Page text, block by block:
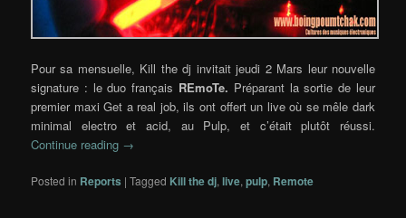
Pour sa mensuelle, Kill the dj invitait jeudi 2 Mars leur nouvelle
signature : le duo français REmoTe. Préparant la sortie de leur
premier maxiGet a real job, ils ont offert un live où se mêle dark
minimal electro et acid, au Pulp, et c’était plutôt réussi.
Continue reading →
Posted in Reports |Tagged Kill the dj,live,pulp, Remote